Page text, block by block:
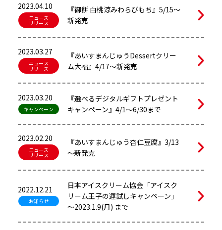
2023.04.10
ニュース
リリース
『御餅 白桃涼みわらびもち』5/15～
新発売
2023.03.27
ニュース
リリース
『あいすまんじゅうDessertクリー
ム大福』4/17～新発売
2023.03.20
キャンペーン
『選べるデジタルギフトプレゼント
キャンペーン』4/1～6/30まで
2023.02.20
ニュース
リリース
『あいすまんじゅう杏仁豆腐』3/13
～新発売
2022.12.21
お知らせ
日本アイスクリーム協会「アイスク
リーム王子の運試しキャンペーン」
～2023.1.9(月) まで